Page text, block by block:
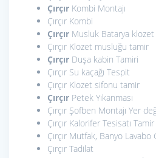
Çırçır Kombi Montajı
Çırçır Kombi
Çırçır Musluk Batarya
Çırçır Klozet musluğu tamir
Çırçır Duşa kabin Tamiri
Çırçır Su kaçağı Tespit
Çırçır Klozet sifonu tamir
Çırçır Petek Yıkanması
Çırçır Şofben Montajı Yer
Çırçır Kalorifer Tesisatı Tamir
Çırçır Mutfak, Banyo Lavabo
Çırçır Tadilat